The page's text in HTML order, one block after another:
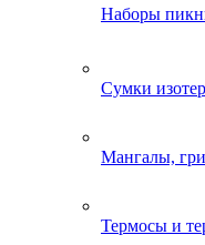
Наборы
Сумки
Мангалы,
Термосы и